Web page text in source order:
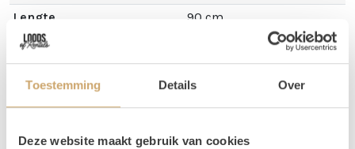
Toestemming Details Over
Deze website maakt gebruik van cookies
Lengte
90 cm
Breedte
Omschrijving